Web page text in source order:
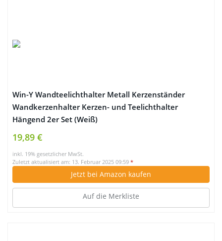
Win-Y Wandteelichthalter Metall Kerzenständer
Wandkerzenhalter Kerzen- und Teelichthalter
Hängend 2er Set (Weiß)
19,89 €
inkl. 19% gesetzlicher MwSt.
Zuletzt aktualisiert am: 13. Februar 2025 09:59 *
Jetzt bei Amazon kaufen
Auf die Merkliste